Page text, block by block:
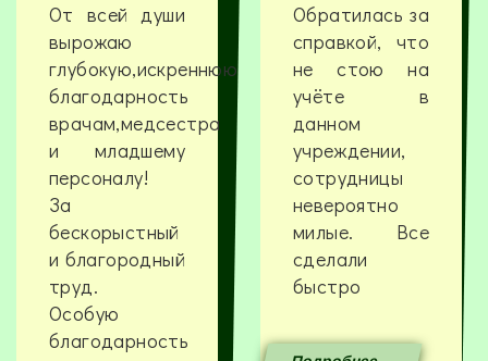
От всей души
вырожаю
глубокую,искреннюю
благодарность
врачам,медсестра
и младшему
персоналу!
За
бескорыстный
и благородный
труд.
Особую
благодарность
Обратилась за
справкой, что
не стою на
учёте в
данном
учреждении,
сотрудницы
невероятно
милые. Все
сделали
быстро